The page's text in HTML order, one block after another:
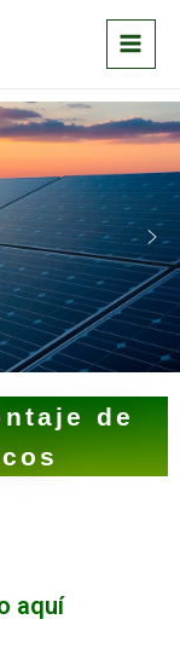
de
aquí